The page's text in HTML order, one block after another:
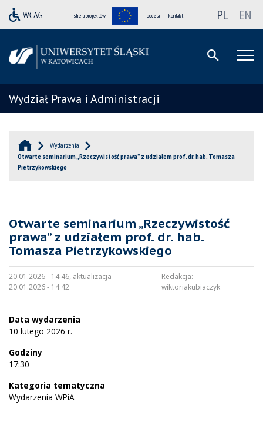
strefa projektów poczta kontakt PL EN
Wydział Prawa i Administracji
Wydarzenia
Otwarte seminarium „Rzeczywistość prawa” z udziałem prof. dr. hab. Tomasza
Pietrzykowskiego
Otwarte seminarium „Rzeczywistość
prawa” z udziałem prof. dr. hab.
Tomasza Pietrzykowskiego
20.01.2026 - 14:46, aktualizacja
20.01.2026 - 14:42
Redakcja:
wiktoriakubiaczyk
Data wydarzenia
10 lutego 2026 r.
Godziny
17:30
Kategoria tematyczna
Wydarzenia WPiA